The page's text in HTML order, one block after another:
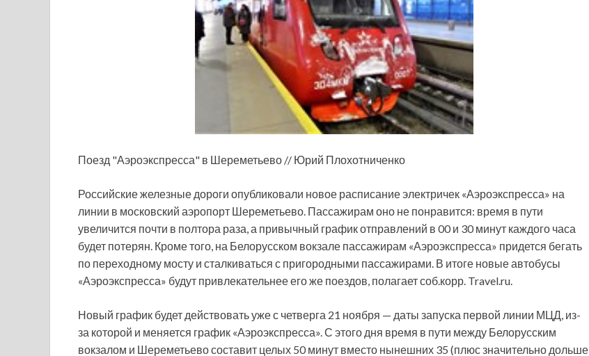
Поезд "Аэроэкспресса" в Шереметьево // Юрий Плохотниченко
Российские железные дороги опубликовали новое расписание электричек «Аэроэкспресса» на
линии в московский аэропорт Шереметьево. Пассажирам оно не понравится: время в пути
увеличится почти в полтора раза, а привычный график отправлений в 00 и 30 минут каждого часа
будет потерян. Кроме того, на Белорусском вокзале пассажирам «Аэроэкспресса» придется бегать
по переходному мосту и сталкиваться с пригородными пассажирами. В итоге новые автобусы
«Аэроэкспресса» будут привлекательнее его же поездов, полагает соб.корр. Travel.ru.
Новый график будет действовать уже с четверга 21 ноября — даты запуска первой линии МЦД, из-
за которой и меняется график «Аэроэкспресса». С этого дня время в пути между Белорусским
вокзалом и Шереметьево составит целых 50 минут вместо нынешних 35 (плюс значительно дольше